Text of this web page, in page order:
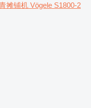
摊铺机 Vögele S1800-2